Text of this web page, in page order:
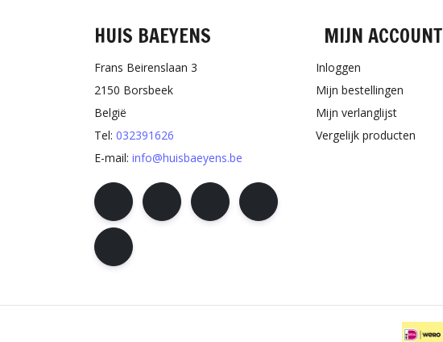
HUIS BAEYENS
Frans Beirenslaan 3
2150 Borsbeek
België
Tel: 032391626
E-mail: info@huisbaeyens.be
MIJN ACCOUNT
Inloggen
Mijn bestellingen
Mijn verlanglijst
Vergelijk producten